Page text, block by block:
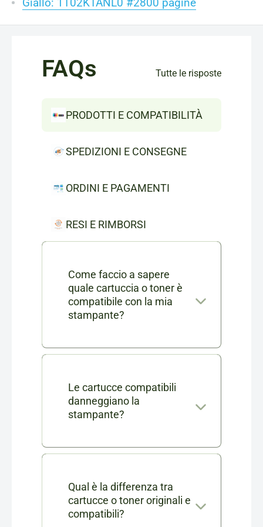
FAQs Tutte le risposte
PRODOTTI E COMPATIBILITÀ
SPEDIZIONI E CONSEGNE
ORDINI E PAGAMENTI
RESI E RIMBORSI
Come faccio a sapere
quale cartuccia o toner è
compatibile con la mia
stampante?
Nella scheda di ogni prodotto
completo dei modelli di
stampanti compatibili. Se ti
contattarci in chat o via mail a
indicando il modello della tua
stampante.
Le cartucce compatibili
danneggiano la
stampante?
No, le nostre cartucce
certificate per garantire le
stesse prestazioni delle
Qual è la differenza tra
cartucce o toner originali e
compatibili?